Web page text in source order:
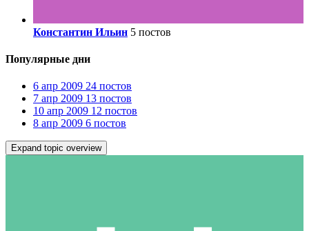
Константин Ильин 5 постов
Популярные дни
6 апр 2009 24 постов
7 апр 2009 13 постов
10 апр 2009 12 постов
8 апр 2009 6 постов
Expand topic overview